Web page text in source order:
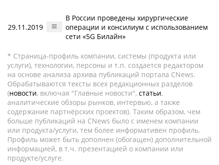
29.11.2019
В России проведены хирургические
операции и консилиум с использованием
сети «5G Билайн»
* Страница-профиль компании, системы (продукта или
услуги), технологии, персоны и т.п. создается редактором
на основе анализа архива публикаций портала CNews.
Обрабатываются тексты всех редакционных разделов
(новости, включая "Главные новости", статьи,
аналитические обзоры рынков, интервью, а также
содержание партнёрских проектов). Таким образом, чем
больше публикаций на CNews было с именем компании
или продукта/услуги, тем более информативен профиль.
Профиль может быть дополнен (обогащен) дополнительной
информацией, в т.ч. презентацией о компании или
продукте/услуге.